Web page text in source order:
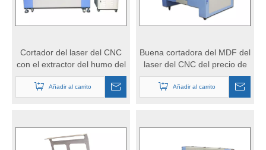
Cortador del laser del CNC
con el extractor del humo del
fabricante de China
Añadir al carrito
Buena cortadora del MDF del
laser del CNC del precio de
China
Añadir al carrito